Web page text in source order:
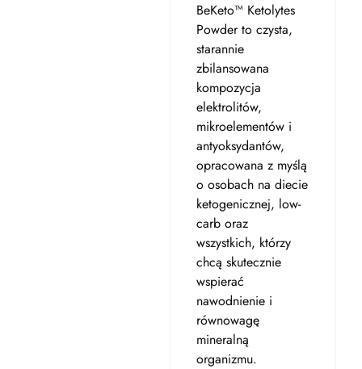
BeKeto™ Ketolytes
Powder to czysta,
starannie
zbilansowana
kompozycja
elektrolitów,
mikroelementów i
antyoksydantów,
opracowana z myślą
o osobach na diecie
ketogenicznej, low-
carb oraz
wszystkich, którzy
chcą skutecznie
wspierać
nawodnienie i
równowagę
mineralną
organizmu.